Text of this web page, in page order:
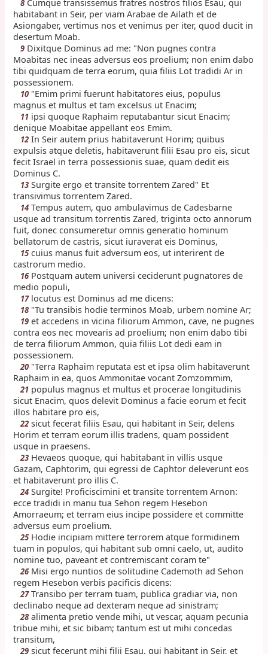
8 Cumque transissemus fratres nostros filios Esau, qui
habitabant in Seir, per viam Arabae de Ailath et de
Asiongaber, vertimus nos et venimus per iter, quod ducit in
desertum Moab.
9 Dixitque Dominus ad me: "Non pugnes contra
Moabitas nec ineas adversus eos proelium; non enim dabo
tibi quidquam de terra eorum, quia filiis Lot tradidi Ar in
possessionem.
10 "Emim primi fuerunt habitatores eius, populus
magnus et multus et tam excelsus ut Enacim;
11 ipsi quoque Raphaim reputabantur sicut Enacim;
denique Moabitae appellant eos Emim.
12 In Seir autem prius habitaverunt Horim; quibus
expulsis atque deletis, habitaverunt filii Esau pro eis, sicut
fecit Israel in terra possessionis suae, quam dedit eis
Dominus C.
13 Surgite ergo et transite torrentem Zared" Et
transivimus torrentem Zared.
14 Tempus autem, quo ambulavimus de Cadesbarne
usque ad transitum torrentis Zared, triginta octo annorum
fuit, donec consumeretur omnis generatio hominum
bellatorum de castris, sicut iuraverat eis Dominus,
15 cuius manus fuit adversum eos, ut interirent de
castrorum medio.
16Postquam autem universi ceciderunt pugnatores de
medio populi,
17locutus est Dominus ad me dicens:
18 "Tu transibis hodie terminos Moab, urbem nomine Ar;
19 et accedens in vicina filiorum Ammon, cave, ne pugnes
contra eos nec movearis ad proelium; non enim dabo tibi
de terra filiorum Ammon, quia filiis Lot dedi eam in
possessionem.
20 "Terra Raphaim reputata est et ipsa olim habitaverunt
Raphaim in ea, quos Ammonitae vocant Zomzommim,
21 populus magnus et multus et procerae longitudinis
sicut Enacim, quos delevit Dominus a facie eorum et fecit
illos habitare pro eis,
22 sicut fecerat filiis Esau, qui habitant in Seir, delens
Horim et terram eorum illis tradens, quam possident
usque in praesens.
23 Hevaeos quoque, qui habitabant in villis usque
Gazam, Caphtorim, qui egressi de Caphtor deleverunt eos
et habitaverunt pro illis C.
24 Surgite! Proficiscimini et transite torrentem Arnon:
ecce tradidi in manu tua Sehon regem Hesebon
Amorraeum; et terram eius incipe possidere et committe
adversus eum proelium.
25 Hodie incipiam mittere terrorem atque formidinem
tuam in populos, qui habitant sub omni caelo, ut, audito
nomine tuo, paveant et contremiscant coram te"
26Misi ergo nuntios de solitudine Cademoth ad Sehon
regem Hesebon verbis pacificis dicens:
27Transibo per terram tuam, publica gradiar via, non
declinabo neque ad dexteram neque ad sinistram;
28 alimenta pretio vende mihi, ut vescar, aquam pecunia
tribue mihi, et sic bibam; tantum est ut mihi concedas
transitum,
29 sicut fecerunt mihi filii Esau, qui habitant in Seir, et